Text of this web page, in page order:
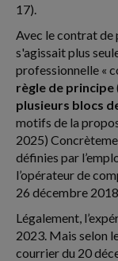
17).
Avec le contrat de
s'agissait plus
professionnelle «
règle de principe
plusieurs blocs
motifs de la
2025)
définies par
l’opérateur de
26 décembre
Légalement,
2023. Mais selon
courrier du 20